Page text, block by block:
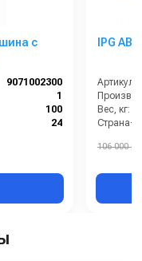
с
9071002300
1
100
24
IPG AB
Артикул:
Вес, кг:
Страна-
106 000